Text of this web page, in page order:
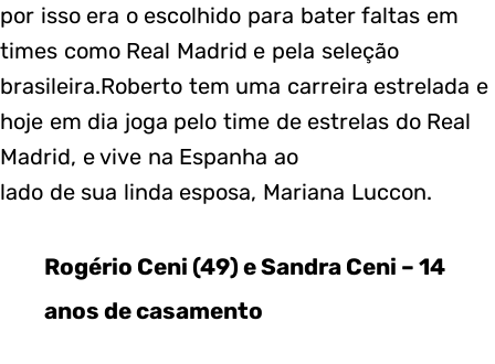
por isso era o escolhido para bater faltas em
times como Real Madrid e pela seleção
brasileira.Roberto tem uma carreira estrelada e
hoje em dia joga pelo time de estrelas do Real
Madrid, e vive na Espanha ao
lado de sua linda esposa, Mariana Luccon.
Rogério Ceni (49) e Sandra Ceni – 14
anos de casamento